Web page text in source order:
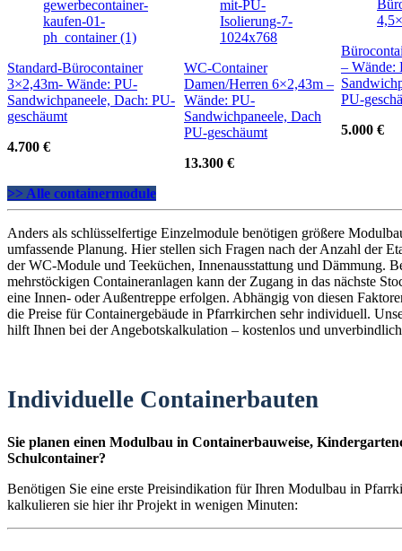
Standard-Bürocontainer
3×2,43m- Wände: PU-
Sandwichpaneele, Dach: PU-
geschäumt
4.700 €
WC-Container
Damen/Herren 6×2,43m –
Wände: PU-
Sandwichpaneele, Dach
PU-geschäumt
13.300 €
– Wände:
PU-
5.000 €
>> Alle containermodule
Anders als schlüsselfertige Einzelmodule benötigen größere
umfassende Planung. Hier stellen sich Fragen nach der Anzahl der
der WC-Module und Teeküchen, Innenausstattung und Dämmung.
mehrstöckigen Containeranlagen kann der Zugang in das nächste
eine Innen- oder Außentreppe erfolgen. Abhängig von diesen
die Preise für Containergebäude in Pfarrkirchen sehr individuell.
hilft Ihnen bei der Angebotskalkulation – kostenlos und
Individuelle Containerbauten
Sie planen einen Modulbau in Containerbauweise,
Schulcontainer?
Benötigen Sie eine erste Preisindikation für Ihren Modulbau in
kalkulieren sie hier ihr Projekt in wenigen Minuten: